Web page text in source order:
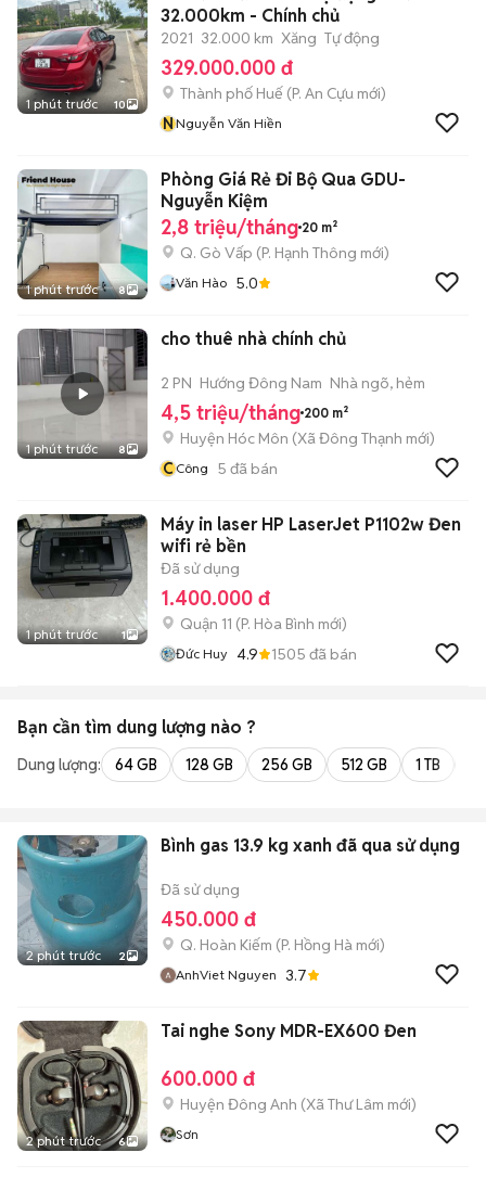
1 phút trước 10
32.000km - Chính chủ
2021 32.000 km Xăng Tự động
329.000.000 đ
Thành phố Huế (P. An Cựu mới)
NNguyễn Văn Hiền
1 phút trước 8
Phòng Giá Rẻ Đi Bộ Qua GDU-
Nguyễn Kiệm
2,8 triệu/tháng 20 m²
Q. Gò Vấp (P. Hạnh Thông mới)
Văn Hào 5.0
1 phút trước 8
cho thuê nhà chính chủ
2 PN Hướng Đông Nam Nhà ngõ, hẻm
4,5 triệu/tháng 200 m²
Huyện Hóc Môn (Xã Đông Thạnh mới)
CCông 5 đã bán
1 phút trước 1
Máy in laser HP LaserJet P1102w Đen
wifi rẻ bền
Đã sử dụng
1.400.000 đ
Quận 11 (P. Hòa Bình mới)
Đức Huy 4.9 1505 đã bán
Bạn cần tìm dung lượng nào ?
Dung lượng: 64 GB 128 GB 256 GB 512 GB 1 TB
2 phút trước 2
Bình gas 13.9 kg xanh đã qua sử dụng
Đã sử dụng
450.000 đ
Q. Hoàn Kiếm (P. Hồng Hà mới)
AnhViet Nguyen 3.7
2 phút trước 6
Tai nghe Sony MDR-EX600 Đen
600.000 đ
Huyện Đông Anh (Xã Thư Lâm mới)
Sơn